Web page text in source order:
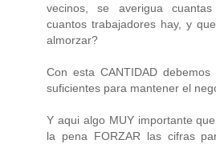
vecinos, se averigua
cuantos trabajadores hay, y
almorzar?
Con esta CANTIDAD
suficientes para mantener el
Y aqui algo MUY importante
la pena FORZAR las cifras